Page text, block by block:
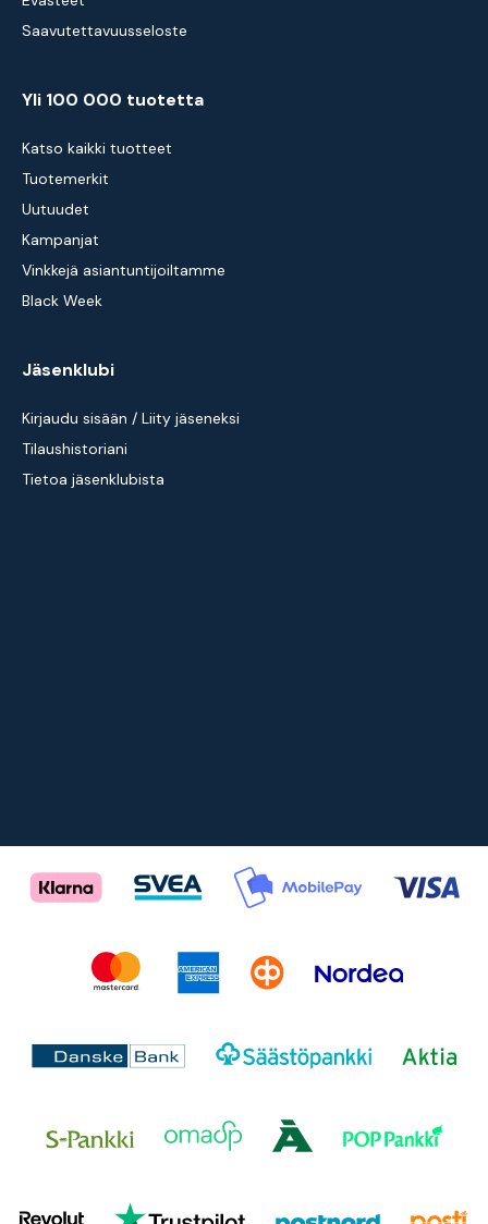
Saavutettavuusseloste
Yli 100 000 tuotetta
Katso kaikki tuotteet
Tuotemerkit
Uutuudet
Kampanjat
Vinkkejä asiantuntijoiltamme
Black Week
Jäsenklubi
Kirjaudu sisään / Liity jäseneksi
Tilaushistoriani
Tietoa jäsenklubista